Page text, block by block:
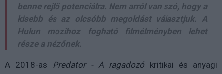
benne rejlő potenciálra. Nem arról van szó, hogy a
kisebb és az olcsóbb megoldást választjuk. A
Hulun mozihoz fogható filmélményben lehet
része a nézőnek.
A 2018-as Predator - A ragadozó kritikai és anyagi